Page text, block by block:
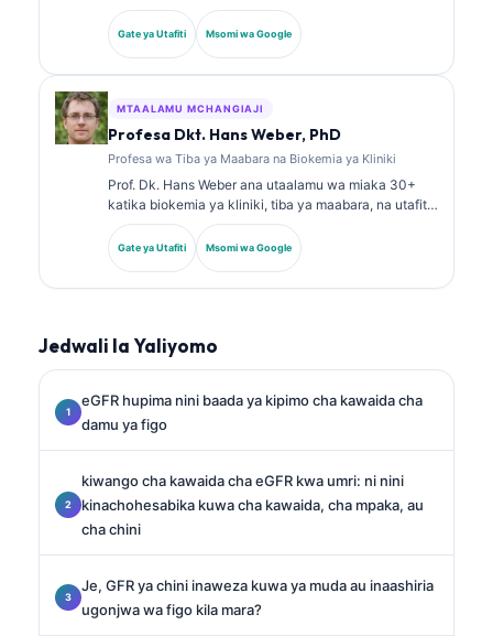
bodi, mwenye zaidi ya miaka 18 ya uzoefu. Ana vyeti
vya utaalamu katika kemia ya kliniki na amechapisha
kwa wingi kuhusu paneli za viashiria vya kiafya na
Gate ya Utafiti Msomi wa Google
MTAALAMU MCHANGIAJI
Profesa Dkt. Hans Weber, PhD
Profesa wa Tiba ya Maabara na Biokemia ya Kliniki
Prof. Dk. Hans Weber ana utaalamu wa miaka 30+
katika biokemia ya kliniki, tiba ya maabara, na utafiti
wa viashiria vya kiafya (biomarkers). Aliwahi kuwa
Rais wa zamani wa Jumuiya ya Ujerumani ya Kemia
ya Kliniki, na anajikita katika uchambuzi wa paneli za
Gate ya Utafiti Msomi wa Google
Jedwali la Yaliyomo
eGFR hupima nini baada ya kipimo cha kawaida cha
damu ya figo
kiwango cha kawaida cha eGFR kwa umri: ni nini
kinachohesabika kuwa cha kawaida, cha mpaka, au
cha chini
Je, GFR ya chini inaweza kuwa ya muda au inaashiria
ugonjwa wa figo kila mara?